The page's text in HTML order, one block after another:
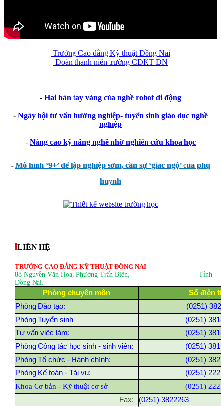
Trường Cao đẳng Kỹ thuật Đồng Nai
Đoàn thanh niên trường CĐKT ĐN
- Hai bàn tay vàng của nghề robot di động
- Ngày hội tư vấn hướng nghiệp- tuyển sinh giáo dục nghề
nghiệp
- Nâng cao kỹ năng nghề nhờ nghiên cứu khoa học
-Mô hình ‘9+’ để lập nghiệp sớm, cần sự ‘giác ngộ’ của phụ
huynh
LIÊN HỆ
TRƯỜNG CAO ĐẲNG KỸ THUẬT ĐỒNG NAI
88 Nguyễn Văn Hoa, Phường Trấn Biên , Tỉnh
Đồng Nai.
Phòng chuyên môn
Số điện
Phòng Đào tạo:
(0251)
Phòng Tuyển sinh:
(0251)
Tư vấn việc làm:
(0251)
Phòng Công tác học sinh - sinh viên:
(0251)
Phòng Tổ chức - Hành chính:
(0251)
Phòng Kế toán - Tài vụ:
(0251)
Khoa Cơ bản - Kỹ thuật cơ sở
(0251)
Fax:
(0251) 3822263